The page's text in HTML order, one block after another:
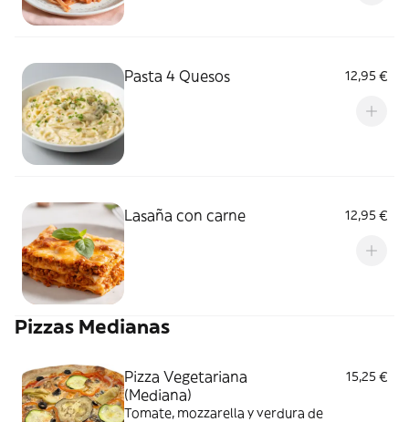
Pasta 4 Quesos 12,95 €
Lasaña con carne 12,95 €
Pizzas Medianas
Pizza Vegetariana
(Mediana)
15,25 €
Tomate, mozzarella y verdura de